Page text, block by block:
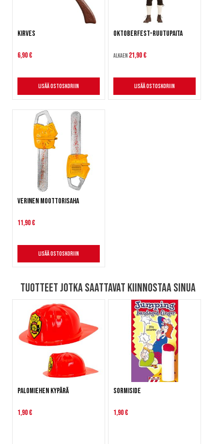
Kirves
6,90 €
Lisää ostoskoriin
Oktoberfest-ruutupaita
Alkaen 21,90 €
Lisää ostoskoriin
Verinen moottorisaha
11,90 €
Lisää ostoskoriin
Tuotteet jotka saattavat kiinnostaa sinua
Palomiehen kypärä
1,90 €
Sormiside
1,90 €